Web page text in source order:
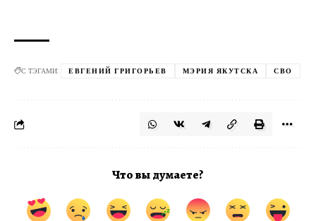
С ТЭГАМИ: ЕВГЕНИЙ ГРИГОРЬЕВ МЭРИЯ ЯКУТСКА СВО
Что вы думаете?